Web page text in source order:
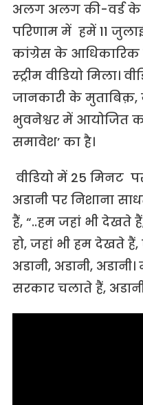
अलग अलग की-वर्ड के
परिणाम में हमें 11
कांग्रेस के
स्ट्रीम वीडियो मिला।
जानकारी के मुताबिक़,
भुवनेश्वर में आयोजित
समावेश’ का है।
वीडियो में 25 मिनट
अडानी पर निशाना
हैं, “..हम जहां भी देखते
हो, जहां भी हम देखते
अडानी, अडानी,
सरकार चलाते हैं,